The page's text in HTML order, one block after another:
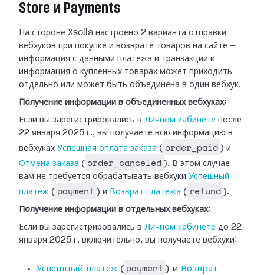
Store и Payments
На стороне Xsolla настроено 2 варианта отправки
вебхуков при покупке и возврате товаров на сайте —
информация с данными платежа и транзакции и
информация о купленных товарах может приходить
отдельно или может быть объединена в один вебхук.
Получение информации в объединенных вебхуках:
Если вы зарегистрировались в Личном кабинете после
22 января 2025 г., вы получаете всю информацию в
вебхуках Успешная оплата заказа ( order_paid ) и
Отмена заказа ( order_canceled ). В этом случае
вам не требуется обрабатывать вебхуки Успешный
платеж ( payment ) и Возврат платежа ( refund ).
Получение информации в отдельных вебхуках:
Если вы зарегистрировались в Личном кабинете до 22
января 2025 г. включительно, вы получаете вебхуки:
Успешный платеж ( payment ) и Возврат